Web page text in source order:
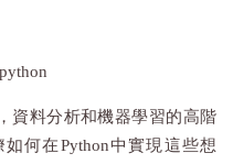
資料分析和機器學習的高階
何在Python中實現這些想